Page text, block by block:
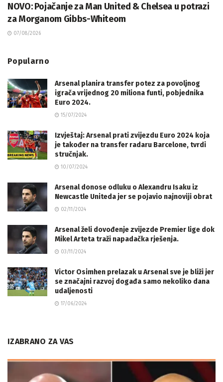
NOVO: Pojačanje za Man United & Chelsea u potrazi
za Morganom Gibbs-Whiteom
07/08/2026
Popularno
Arsenal planira transfer potez za povoljnog
igrača vrijednog 20 miliona funti, pobjednika
Euro 2024.
15/07/2024
Izvještaj: Arsenal prati zvijezdu Euro 2024 koja
je također na transfer radaru Barcelone, tvrdi
stručnjak.
10/07/2024
Arsenal donose odluku o Alexandru Isaku iz
Newcastle Uniteda jer se pojavio najnoviji obrat
02/11/2024
Arsenal želi dovođenje zvijezde Premier lige dok
Mikel Arteta traži napadačka rješenja.
03/11/2024
Victor Osimhen prelazak u Arsenal sve je bliži jer
se značajni razvoj događa samo nekoliko dana
udaljenosti
17/06/2024
IZABRANO ZA VAS